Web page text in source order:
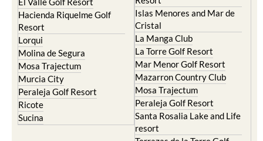
Hacienda Riquelme Golf
Resort
Lorqui
Molina de Segura
Mosa Trajectum
Murcia City
Peraleja Golf Resort
Ricote
Sucina
Islas Menores and Mar de
Cristal
La Manga Club
La Torre Golf Resort
Mar Menor Golf Resort
Mazarron Country Club
Mosa Trajectum
Peraleja Golf Resort
Santa Rosalia Lake and Life
resort